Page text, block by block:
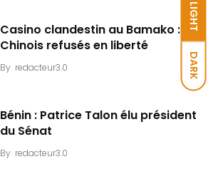
LIGHT
DARK
Casino clandestin au Bamako : Dix
Chinois refusés en liberté
By redacteur3.0
Bénin : Patrice Talon élu président
du Sénat
By redacteur3.0